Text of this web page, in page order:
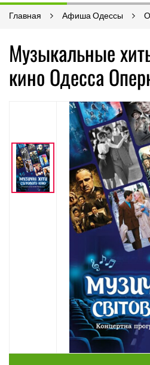
Главная Афиша Одессы
Музыкальные
кино Одесса